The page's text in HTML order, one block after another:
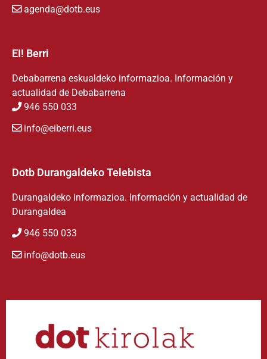
agenda@dotb.eus
EI! Berri
Debabarrena eskualdeko informazioa. Información y
actualidad de Debabarrena
946 550 033
info@eiberri.eus
Dotb Durangaldeko Telebista
Durangaldeko informazioa. Información y actualidad de
Durangaldea
946 550 033
info@dotb.eus